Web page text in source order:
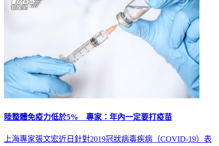
陸整體免疫力低於5% 專家：年內一定要打疫苗
上海專家張文宏近日針對2019冠狀病毒疾病（COVID-19）表